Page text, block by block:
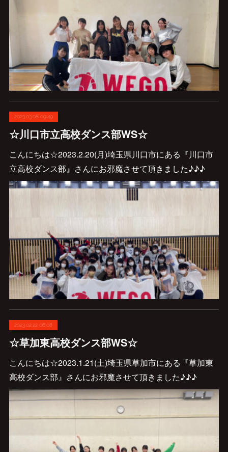
2023.03.08 09:49
☆川口市立高校ダンス部WS☆
こんにちは☆2023.2.20(月)埼玉県川口市にある『川口市
立高校ダンス部』さんにお邪魔させて頂きました♪♪♪
2023.02.22 06:08
☆草加東高校ダンス部WS☆
こんにちは☆2023.1.21(土)埼玉県草加市にある『草加東
高校ダンス部』さんにお邪魔させて頂きました♪♪♪